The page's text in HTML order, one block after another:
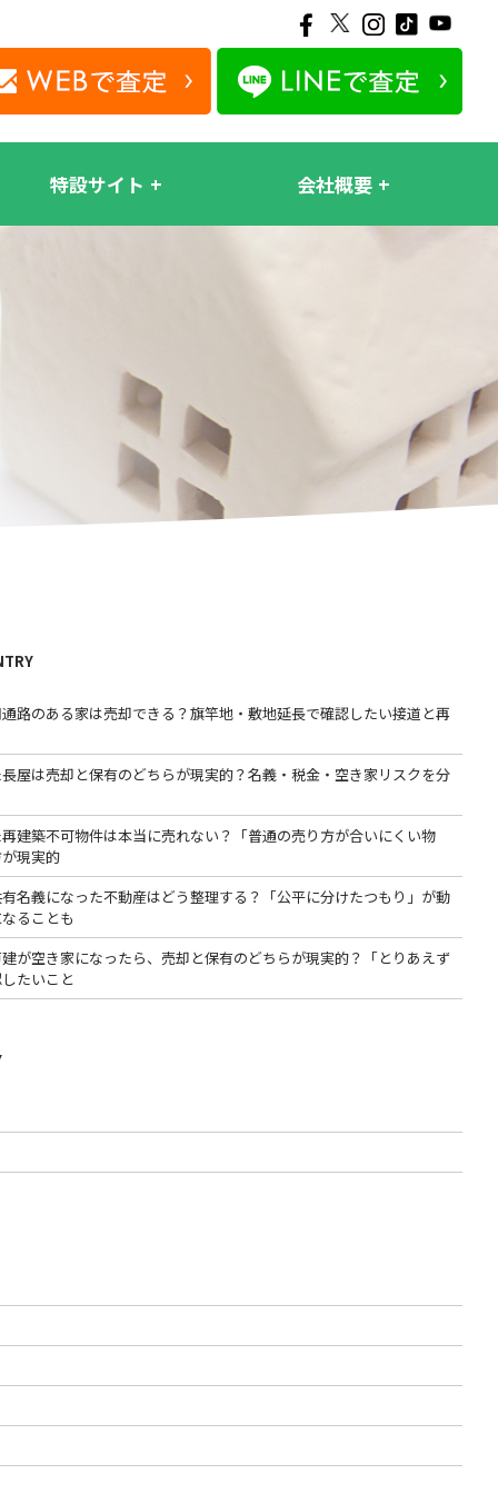
特設サイト 会社概要
通路のある家は売却できる？旗竿地・敷地延長で確認したい接道と再
屋は売却と保有のどちらが現実的？名義・税金・空き家リスクを分
建築不可物件は本当に売れない？「普通の売り方が合いにくい物
現実的
名義になった不動産はどう整理する？「公平に分けたつもり」が動
ることも
が空き家になったら、売却と保有のどちらが現実的？「とりあえず
たいこと